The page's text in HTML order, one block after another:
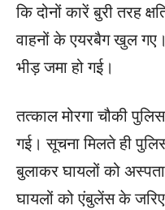
कि दोनों कारें बुरी तरह
वाहनों के एयरबैग खुल
भीड़ जमा हो गई।
तत्काल मोरगा चौकी
गई। सूचना मिलते ही
बुलाकर घायलों को
घायलों को एंबुलेंस के जरिए